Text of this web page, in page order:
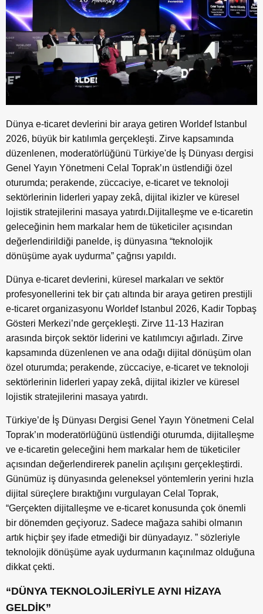
Dünya e-ticaret devlerini bir araya getiren Worldef Istanbul
2026, büyük bir katılımla gerçekleşti. Zirve kapsamında
düzenlenen, moderatörlüğünü Türkiye'de İş Dünyası dergisi
Genel Yayın Yönetmeni Celal Toprak’ın üstlendiği özel
oturumda; perakende, züccaciye, e-ticaret ve teknoloji
sektörlerinin liderleri yapay zekâ, dijital ikizler ve küresel
lojistik stratejilerini masaya yatırdı.Dijitalleşme ve e-ticaretin
geleceğinin hem markalar hem de tüketiciler açısından
değerlendirildiği panelde, iş dünyasına “teknolojik
dönüşüme ayak uydurma” çağrısı yapıldı.
Dünya e-ticaret devlerini, küresel markaları ve sektör
profesyonellerini tek bir çatı altında bir araya getiren prestijli
e-ticaret organizasyonu Worldef Istanbul 2026, Kadir Topbaş
Gösteri Merkezi’nde gerçekleşti. Zirve 11-13 Haziran
arasında birçok sektör liderini ve katılımcıyı ağırladı. Zirve
kapsamında düzenlenen ve ana odağı dijital dönüşüm olan
özel oturumda; perakende, züccaciye, e-ticaret ve teknoloji
sektörlerinin liderleri yapay zekâ, dijital ikizler ve küresel
lojistik stratejilerini masaya yatırdı.
Türkiye’de İş Dünyası Dergisi Genel Yayın Yönetmeni Celal
Toprak’ın moderatörlüğünü üstlendiği oturumda, dijitalleşme
ve e-ticaretin geleceğini hem markalar hem de tüketiciler
açısından değerlendirerek panelin açılışını gerçekleştirdi.
Günümüz iş dünyasında geleneksel yöntemlerin yerini hızla
dijital süreçlere bıraktığını vurgulayan Celal Toprak,
“Gerçekten dijitalleşme ve e-ticaret konusunda çok önemli
bir dönemden geçiyoruz. Sadece mağaza sahibi olmanın
artık hiçbir şey ifade etmediği bir dünyadayız. ” sözleriyle
teknolojik dönüşüme ayak uydurmanın kaçınılmaz olduğuna
dikkat çekti.
“DÜNYA TEKNOLOJİLERİYLE AYNI HİZAYA
GELDİK”